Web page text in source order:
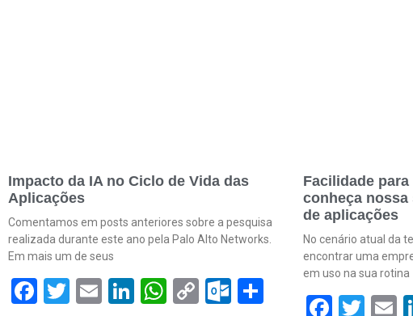
Impacto da IA no Ciclo de Vida das
Aplicações
Comentamos em posts anteriores sobre a pesquisa
realizada durante este ano pela Palo Alto Networks.
Em mais um de seus
Facebook
Twitter
EmailLinkedIn
WhatsApp
CopyOutlook.com
Share
Facilidade
conheça
de aplicações
No cenário atual da
encontrar uma
em uso na sua rotina